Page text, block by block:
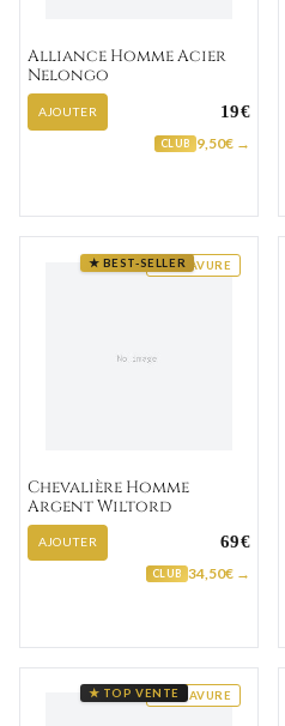
Alliance Homme Acier
Nelongo
AJOUTER 19€
CLUB 9,50€ →
GRAVURE
★ BEST-SELLER
Chevalière Homme
Argent Wiltord
AJOUTER 69€
CLUB 34,50€ →
GRAVURE
★ TOP VENTE